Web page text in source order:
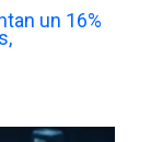
un 16%